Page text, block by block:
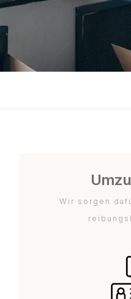
Wir sorgen